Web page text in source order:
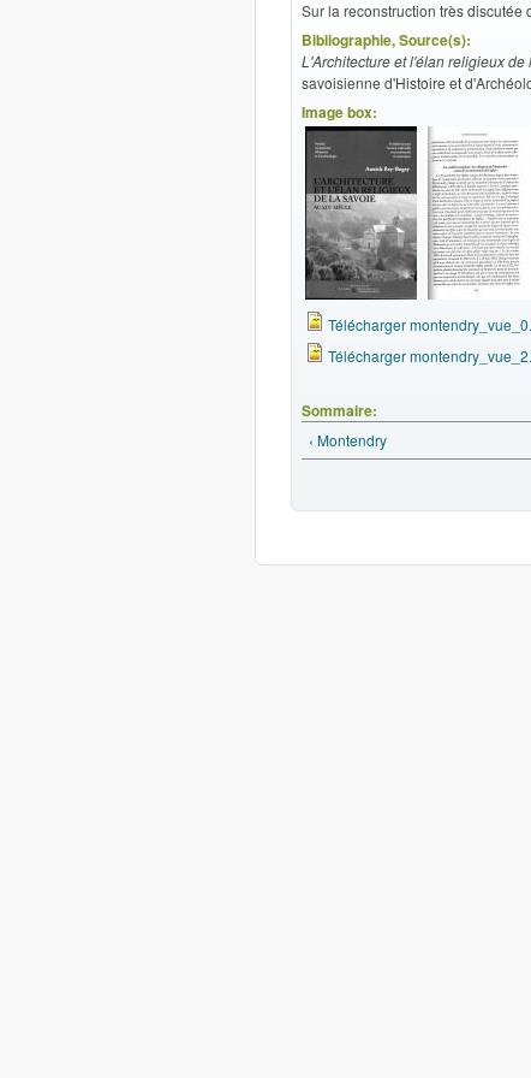
Sur la reconstruction très discutée
Bibliographie, Source(s):
L'Architecture et l'élan religieux de
savoisienne d'Histoire et
Image box:
Télécharger
Télécharger
Sommaire:
‹ Montendry